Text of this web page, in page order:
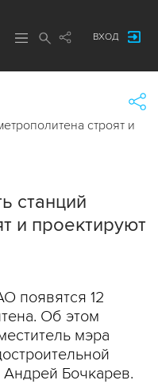
ВХОД
строят и
станций
и проектируют
появятся 12
Об этом
мэра
Андрей Бочкарев.